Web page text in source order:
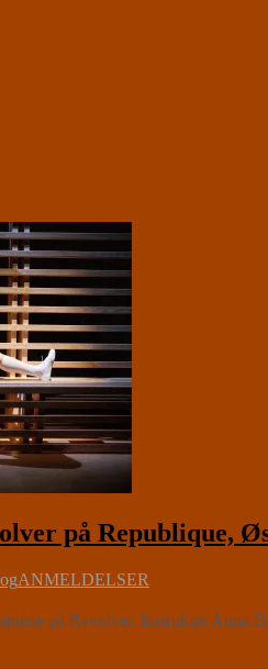
på Republique,
ANMELDELSER
på Revolver. Instruktør